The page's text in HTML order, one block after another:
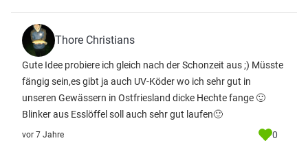
Thore Christians
Gute Idee probiere ich gleich nach der Schonzeit aus ;) Müsste
fängig sein,es gibt ja auch UV-Köder wo ich sehr gut in
unseren Gewässern in Ostfriesland dicke Hechte fange 🙂
Blinker aus Esslöffel soll auch sehr gut laufen🙂
vor 7 Jahre 0